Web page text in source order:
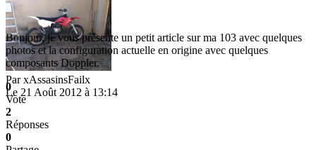
ParxAssasinsFailx
Le 21 Août 2012 à 13:14
Bonjour, je vous présente un petit article sur ma 103 avec quelques
photos et la configuration actuelle en origine avec quelques
composants Doppler.
0
Vote
2
Réponses
0